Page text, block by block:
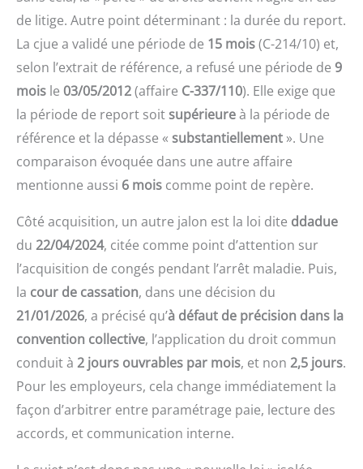
de litige. Autre point déterminant : la durée du report.
La cjue a validé une période de 15 mois(C-214/10) et,
selon l’extrait de référence, a refusé une période de 9
mois le 03/05/2012(affaire C-337/110). Elle exige que
la période de report soitsupérieureà la période de
référence et la dépasse « substantiellement ». Une
comparaison évoquée dans une autre affaire
mentionne aussi 6 mois comme point de repère.
Côté acquisition, un autre jalon est la loi dite ddadue
du 22/04/2024, citée comme point d’attention sur
l’acquisition de congés pendant l’arrêt maladie. Puis,
la cour de cassation, dans une décision du
21/01/2026, a précisé qu’à défaut de précision dans la
convention collective, l’application du droit commun
conduit à 2 jours ouvrables par mois, et non 2,5 jours.
Pour les employeurs, cela change immédiatement la
façon d’arbitrer entre paramétrage paie, lecture des
accords, et communication interne.